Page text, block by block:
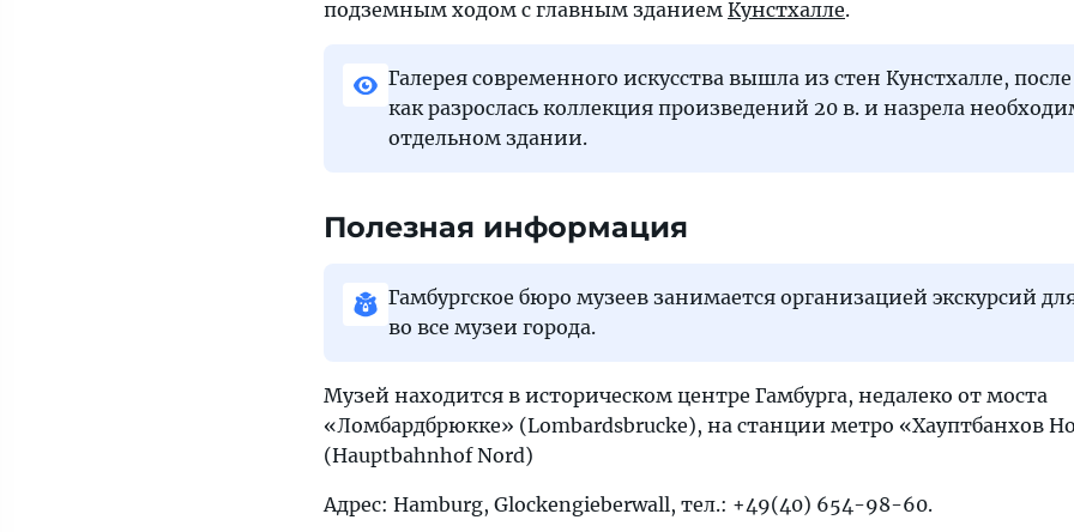
подземным ходом с главным зданием Кунстхалле.
Галерея современного искусства вышла из стен Кунстхалле,
как разрослась коллекция произведений 20 в. и назрела
отдельном здании.
Полезная информация
Гамбургское бюро музеев занимается организацией экскурсий
во все музеи города.
Музей находится в историческом центре Гамбурга, недалеко от моста
«Ломбардбрюкке» (Lombardsbrucke), на станции метро «Хауптбанхов
(Hauptbahnhof Nord)
Адрес: Hamburg, Glockengieberwall, тел.: +49(40) 654-98-60.